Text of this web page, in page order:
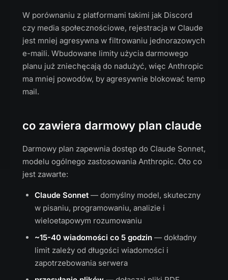
W porównaniu z platformami takimi jak Discord
czy media społecznościowe, rejestracja w Claude
jest mniej agresywna w filtrowaniu jednorazowych
e-maili. Wbudowane limity użycia darmowego
planu już zniechęcają do nadużyć, więc Anthropic
ma mniej powodów, by agresywnie blokować temp
mail.
co zawiera darmowy plan claude
Darmowy plan zapewnia dostęp do Claude Sonnet,
modelu ogólnego zastosowania Anthropic. Oto co
jest zawarte:
Claude Sonnet — domyślny model, skuteczny
w pisaniu, programowaniu, analizie i
wieloetapowym rozumowaniu
~15-40 wiadomości co 5 godzin — dokładny
limit zależy od długości wiadomości i
zapotrzebowania serwera